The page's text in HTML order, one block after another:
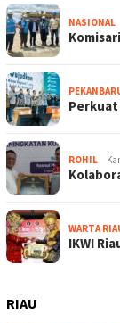
NASIONAL
ROHIL
WARTA
IKWI
RIAU